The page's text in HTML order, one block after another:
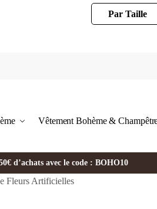
Par Taille
Vêtement Bohème &
d’achats avec le code : BOHO10
Fleurs Artificielles